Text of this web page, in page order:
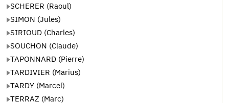
SCHERER (Raoul)
SIMON (Jules)
SIRIOUD (Charles)
SOUCHON (Claude)
TAPONNARD (Pierre)
TARDIVIER (Marius)
TARDY (Marcel)
TERRAZ (Marc)